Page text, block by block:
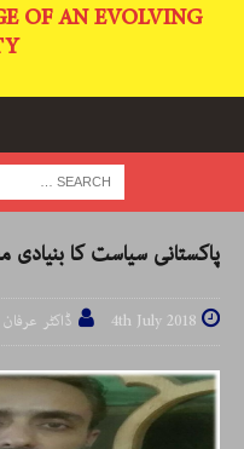
OF AN EVOLVING
پاکستانی سیاست کا بنیادی
4th July 2018 ڈاکٹر